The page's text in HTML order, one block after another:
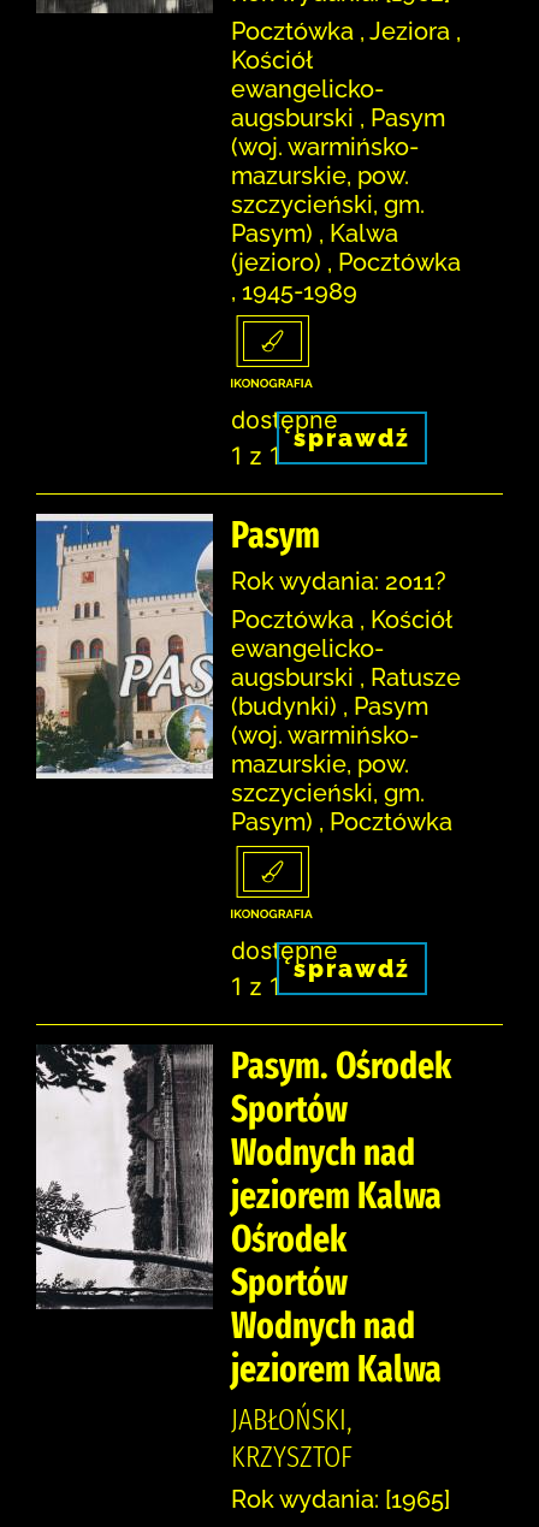
Pocztówka , Jeziora ,
Kościół
ewangelicko-
augsburski , Pasym
(woj. warmińsko-
mazurskie, pow.
szczycieński, gm.
Pasym) , Kalwa
(jezioro) , Pocztówka
, 1945-1989
dostępne
1 z 1
sprawdź
Pasym
Rok wydania: 2011?
Pocztówka , Kościół
ewangelicko-
augsburski , Ratusze
(budynki) , Pasym
(woj. warmińsko-
mazurskie, pow.
szczycieński, gm.
Pasym) , Pocztówka
dostępne
1 z 1
sprawdź
Pasym. Ośrodek
Sportów
Wodnych nad
jeziorem Kalwa
Ośrodek
Sportów
Wodnych nad
jeziorem Kalwa
JABŁOŃSKI,
KRZYSZTOF
Rok wydania: [1965]